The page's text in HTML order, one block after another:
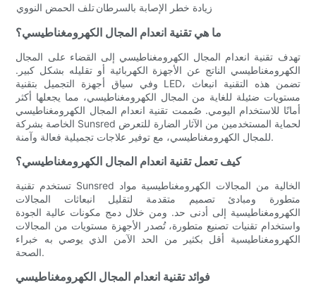
تلف الحمض النوويزيادة خطر الإصابة بالسرطان
ما هي تقنية انعدام المجال الكهرومغناطيسي؟
تهدف تقنية انعدام المجال الكهرومغناطيسي إلى القضاء على المجال
الكهرومغناطيسي الناتج عن الأجهزة الكهربائية أو تقليله بشكل كبير.
وفي سياق أجهزة التجميل بتقنية LED، تضمن هذه التقنية انبعاث
مستويات ضئيلة للغاية من المجال الكهرومغناطيسي، مما يجعلها أكثر
أمانًا للاستخدام اليومي. صُممت تقنية انعدام المجال الكهرومغناطيسي
الخاصة بشركة Sunsred لحماية المستخدمين من الآثار الضارة للتعرض
للمجال الكهرومغناطيسي، مع توفير علاجات تجميلية فعالة وآمنة.
كيف تعمل تقنية انعدام المجال الكهرومغناطيسي؟
تستخدم تقنية Sunsred الخالية من المجالات الكهرومغناطيسية مواد
متطورة ومبادئ تصميم متقدمة لتقليل انبعاثات المجالات
الكهرومغناطيسية إلى أدنى حد. ومن خلال دمج مكونات عالية الجودة
واستخدام تقنيات تصنيع متطورة، تُصدر الأجهزة مستويات من المجالات
الكهرومغناطيسية أقل بكثير من الحد الآمن الذي يوصي به خبراء
الصحة.
فوائد تقنية انعدام المجال الكهرومغناطيسي